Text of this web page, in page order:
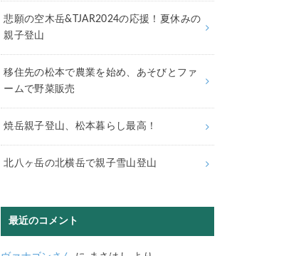
悲願の空木岳&TJAR2024の応援！夏休みの
親子登山
移住先の松本で農業を始め、あそびとファ
ームで野菜販売
焼岳親子登山、松本暮らし最高！
北八ヶ岳の北横岳で親子雪山登山
最近のコメント